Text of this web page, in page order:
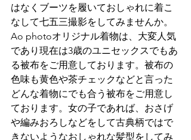
はなくブーツを履いておしゃれに着こ
なして七五三撮影をしてみませんか。
Ao photoオリジナル着物は、大変人気
であり現在は3歳のユニセックスでもあ
る被布をご用意しております。被布の
色味も黄色や茶チェックなどと言った
どんな着物にでも合う被布をご用意し
ております。女の子であれば、おさげ
や編みおろしなどをして古典柄ではで
きないようなおしゃれな髪型をしてみ